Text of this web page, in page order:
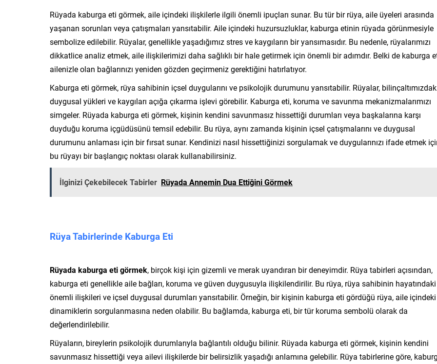
Rüyada kaburga eti görmek, aile içindeki ilişkilerle ilgili önemli ipuçları sunar. Bu tür bir rüya, aile üyeleri arasında
yaşanan sorunları veya çatışmaları yansıtabilir. Aile içindeki huzursuzluklar, kaburga etinin rüyada görünmesiyle
sembolize edilebilir. Rüyalar, genellikle yaşadığımız stres ve kaygıların bir yansımasıdır. Bu nedenle, rüyalarımızı
dikkatlice analiz etmek, aile ilişkilerimizi daha sağlıklı bir hale getirmek için önemli bir adımdır. Belki de kaburga
ailenizle olan bağlarınızı yeniden gözden geçirmeniz gerektiğini hatırlatıyor.
Kaburga eti görmek, rüya sahibinin içsel duygularını ve psikolojik durumunu yansıtabilir. Rüyalar,
duygusal yükleri ve kaygıları açığa çıkarma işlevi görebilir. Kaburga eti, koruma ve savunma mekanizmalarımızı
simgeler. Rüyada kaburga eti görmek, kişinin kendini savunmasız hissettiği durumları veya başkalarına karşı
duyduğu koruma içgüdüsünü temsil edebilir. Bu rüya, aynı zamanda kişinin içsel çatışmalarını ve duygusal
durumunu anlaması için bir fırsat sunar. Kendinizi nasıl hissettiğinizi sorgulamak ve duygularınızı ifade etmek
bu rüyayı bir başlangıç noktası olarak kullanabilirsiniz.
İlginizi Çekebilecek Tabirler Rüyada Annemin Dua Ettiğini Görmek
Rüya Tabirlerinde Kaburga Eti
Rüyada kaburga eti görmek, birçok kişi için gizemli ve merak uyandıran bir deneyimdir. Rüya tabirleri açısından,
kaburga eti genellikle aile bağları, koruma ve güven duygusuyla ilişkilendirilir. Bu rüya, rüya sahibinin hayatındaki
önemli ilişkileri ve içsel duygusal durumları yansıtabilir. Örneğin, bir kişinin kaburga eti gördüğü rüya, aile içindeki
dinamiklerin sorgulanmasına neden olabilir. Bu bağlamda, kaburga eti, bir tür koruma sembolü olarak da
değerlendirilebilir.
Rüyaların, bireylerin psikolojik durumlarıyla bağlantılı olduğu bilinir. Rüyada kaburga eti görmek, kişinin kendini
savunmasız hissettiği veya ailevi ilişkilerde bir belirsizlik yaşadığı anlamına gelebilir. Rüya tabirlerine göre,